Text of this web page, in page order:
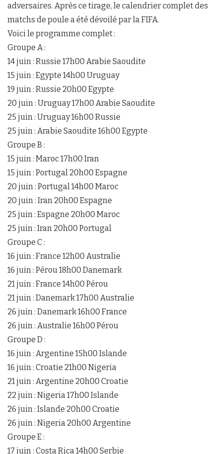
adversaires. Après ce tirage, le calendrier complet des
matchs de poule a été dévoilé par la FIFA.
Voici le programme complet :
Groupe A :
14 juin : Russie 17h00 Arabie Saoudite
15 juin : Egypte 14h00 Uruguay
19 juin : Russie 20h00 Egypte
20 juin : Uruguay 17h00 Arabie Saoudite
25 juin : Uruguay 16h00 Russie
25 juin : Arabie Saoudite 16h00 Egypte
Groupe B :
15 juin : Maroc 17h00 Iran
15 juin : Portugal 20h00 Espagne
20 juin : Portugal 14h00 Maroc
20 juin : Iran 20h00 Espagne
25 juin : Espagne 20h00 Maroc
25 juin : Iran 20h00 Portugal
Groupe C :
16 juin : France 12h00 Australie
16 juin : Pérou 18h00 Danemark
21 juin : France 14h00 Pérou
21 juin : Danemark 17h00 Australie
26 juin : Danemark 16h00 France
26 juin : Australie 16h00 Pérou
Groupe D :
16 juin : Argentine 15h00 Islande
16 juin : Croatie 21h00 Nigeria
21 juin : Argentine 20h00 Croatie
22 juin : Nigeria 17h00 Islande
26 juin : Islande 20h00 Croatie
26 juin : Nigeria 20h00 Argentine
Groupe E :
17 juin : Costa Rica 14h00 Serbie